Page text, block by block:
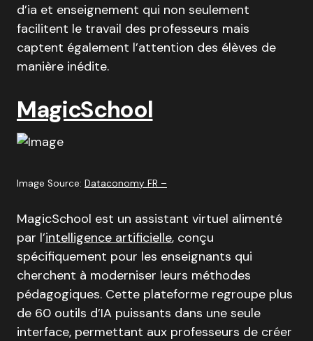
d’ia et enseignement qui non seulement
facilitent le travail des professeurs mais
captent également l’attention des élèves de
manière inédite.
MagicSchool
Image Source: Dataconomy FR –
MagicSchool est un assistant virtuel alimenté
par l’intelligence artificielle, conçu
spécifiquement pour les enseignants qui
cherchent à moderniser leurs méthodes
pédagogiques. Cette plateforme regroupe plus
de 60 outils d’IA puissants dans une seule
interface, permettant aux professeurs de créer